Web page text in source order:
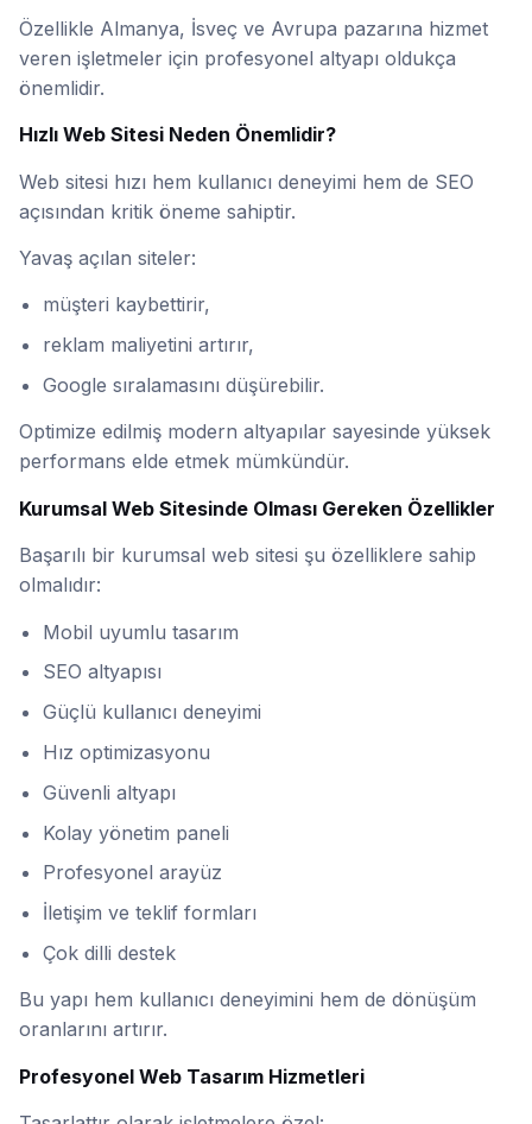
Özellikle Almanya, İsveç ve Avrupa pazarına hizmet
veren işletmeler için profesyonel altyapı oldukça
önemlidir.
Hızlı Web Sitesi Neden Önemlidir?
Web sitesi hızı hem kullanıcı deneyimi hem de SEO
açısından kritik öneme sahiptir.
Yavaş açılan siteler:
müşteri kaybettirir,
reklam maliyetini artırır,
Google sıralamasını düşürebilir.
Optimize edilmiş modern altyapılar sayesinde yüksek
performans elde etmek mümkündür.
Kurumsal Web Sitesinde Olması Gereken Özellikler
Başarılı bir kurumsal web sitesi şu özelliklere sahip
olmalıdır:
Mobil uyumlu tasarım
SEO altyapısı
Güçlü kullanıcı deneyimi
Hız optimizasyonu
Güvenli altyapı
Kolay yönetim paneli
Profesyonel arayüz
İletişim ve teklif formları
Çok dilli destek
Bu yapı hem kullanıcı deneyimini hem de dönüşüm
oranlarını artırır.
Profesyonel Web Tasarım Hizmetleri